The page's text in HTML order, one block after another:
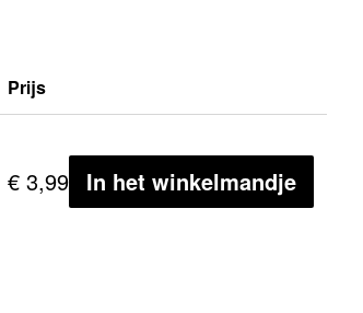
Prijs
€ 3,99 In het winkelmandje